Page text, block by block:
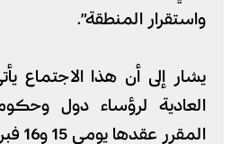
واستقرار المنطقة”.
يشار إلى أن هذا الاجتماع
العادية لرؤساء دول
المقرر عقدها يومي 15 و16 فبراير.